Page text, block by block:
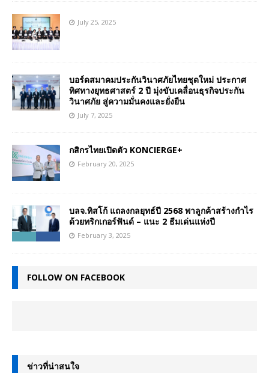
July 25, 2025
บอร์ดสมาคมประกันวินาศภัยไทยชุดใหม่ ประกาศ
ทิศทางยุทธศาสตร์ 2 ปี มุ่งขับเคลื่อนธุรกิจประกัน
วินาศภัย สู่ความมั่นคงและยั่งยืน
July 7, 2025
กสิกรไทยเปิดตัว KONCIERGE+
February 20, 2025
บลจ.ทิสโก้ แถลงกลยุทธ์ปี 2568 พาลูกค้าสร้างกำไร
ด้วยทริกเกอร์ฟันด์ – แนะ 2 ธีมเด่นแห่งปี
February 3, 2025
FOLLOW ON FACEBOOK
ข่าวที่น่าสนใจ